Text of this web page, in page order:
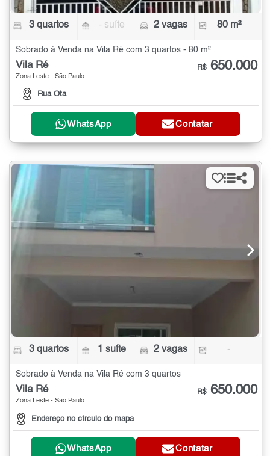
3 quartos - suíte 2 vagas 80 m²
Sobrado à Venda na Vila Ré com 3 quartos - 80 m²
Vila Ré
Zona Leste - São Paulo
Rua Ota
R$ 650.000
WhatsApp Contatar
3 quartos 1 suíte 2 vagas -
Sobrado à Venda na Vila Ré com 3 quartos
Vila Ré
Zona Leste - São Paulo
Endereço no círculo do mapa
R$ 650.000
WhatsApp Contatar